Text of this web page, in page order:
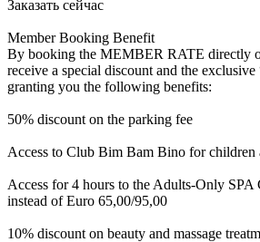
Заказать сейчас
Member Booking Benefit
By booking the MEMBER RATE directly
receive a special discount and the
granting you the following benefits:
50% discount on the parking fee
Access to Club Bim Bam Bino for children
Access for 4 hours to the Adults-Only SPA
instead of Euro 65,00/95,00
10% discount on beauty and massage